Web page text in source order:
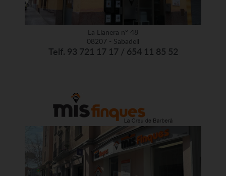
La Llanera nº 48
08207 - Sabadell
Telf. 93 721 17 17 / 654 11 85 52